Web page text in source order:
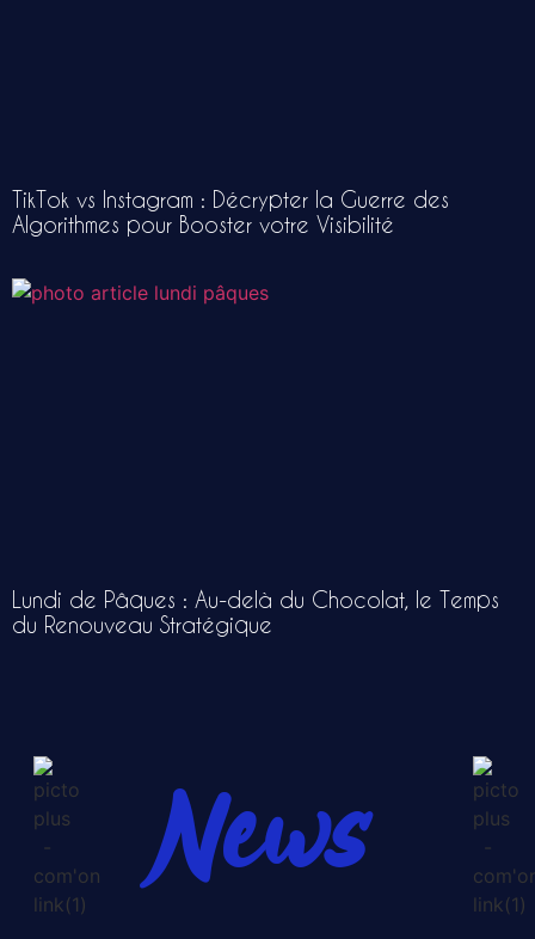
TikTok vs Instagram : Décrypter la Guerre des
Algorithmes pour Booster votre Visibilité
Lundi de Pâques : Au-delà du Chocolat, le Temps
du Renouveau Stratégique
News